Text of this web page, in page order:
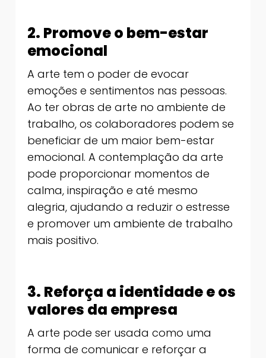
2. Promove o bem-estar
emocional
A arte tem o poder de evocar
emoções e sentimentos nas pessoas.
Ao ter obras de arte no ambiente de
trabalho, os colaboradores podem se
beneficiar de um maior bem-estar
emocional. A contemplação da arte
pode proporcionar momentos de
calma, inspiração e até mesmo
alegria, ajudando a reduzir o estresse
e promover um ambiente de trabalho
mais positivo.
3. Reforça a identidade e os
valores da empresa
A arte pode ser usada como uma
forma de comunicar e reforçar a